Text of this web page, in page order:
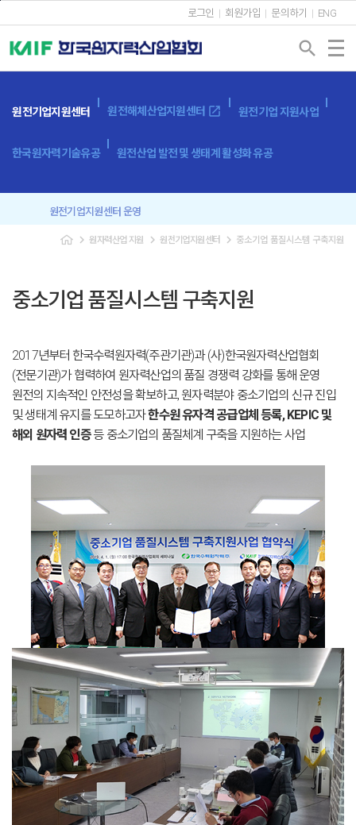
로그인 회원가입 문의하기 ENG
search
원전기업지원센터 원전해체산업지원센터 open_in_new 원전기업 지원사업
한국원자력기술유공 원전산업 발전 및 생태계 활성화 유공
원전기업지원센터 운영
navigate_next원자력산업 지원 navigate_next원전기업지원센터 navigate_next 중소기업 품질시스템 구축지원
중소기업 품질시스템 구축지원
2017년부터 한국수력원자력(주관기관)과 (사)한국원자력산업협회
(전문기관)가 협력하여 원자력산업의 품질 경쟁력 강화를 통해 운영
원전의 지속적인 안전성을 확보하고, 원자력분야 중소기업의 신규 진입
및 생태계 유지를 도모하고자한수원 유자격 공급업체 등록, KEPIC 및
해외 원자력 인증등 중소기업의 품질체계 구축을 지원하는 사업